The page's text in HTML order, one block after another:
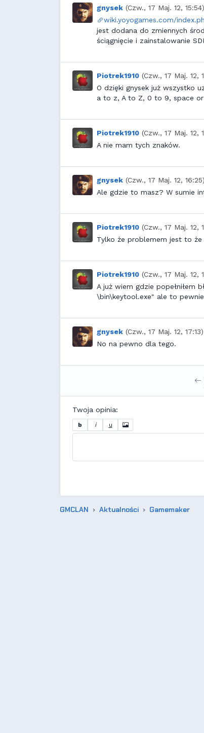
gnysek (Czw., 17 Maj. 12, 15:54)
wiki.yoyogames.com/
jest dodana do zmiennych
ściągnięcie i zainstalowanie
Piotrek1910 (Czw., 17 Maj. 12,
O dzięki gnysek już wszystko
a to z, A to Z, 0 to 9, space
Piotrek1910 (Czw., 17 Maj. 12,
A nie mam tych znaków.
gnysek (Czw., 17 Maj. 12, 16:25)
Ale gdzie to masz? W sumie
Piotrek1910 (Czw., 17 Maj. 12,
Tylko że problemem jest to
Piotrek1910 (Czw., 17 Maj. 12,
A już wiem gdzie popełniłem
\bin\keytool.exe" ale to
gnysek (Czw., 17 Maj. 12, 17:13)
No na pewno dla tego.
Twoja opinia:
b i u
GMCLAN Aktualności Gamemaker